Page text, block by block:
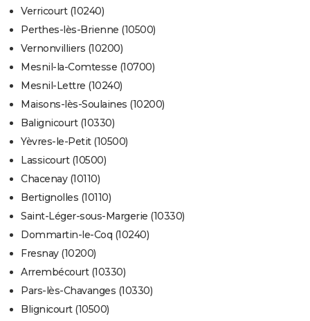
Verricourt (10240)
Perthes-lès-Brienne (10500)
Vernonvilliers (10200)
Mesnil-la-Comtesse (10700)
Mesnil-Lettre (10240)
Maisons-lès-Soulaines (10200)
Balignicourt (10330)
Yèvres-le-Petit (10500)
Lassicourt (10500)
Chacenay (10110)
Bertignolles (10110)
Saint-Léger-sous-Margerie (10330)
Dommartin-le-Coq (10240)
Fresnay (10200)
Arrembécourt (10330)
Pars-lès-Chavanges (10330)
Blignicourt (10500)